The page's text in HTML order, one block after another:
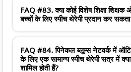
FAQ #83. क्या कोई विशेष शिक्षा शिक्षक
बच्चों के लिए स्पीच थेरेपी प्रदान कर
FAQ #84. पिनेकल ब्लूम्स नेटवर्क में
के लिए एक सामान्य स्पीच थेरेपी सत्र में क्या
शामिल होती हैं?